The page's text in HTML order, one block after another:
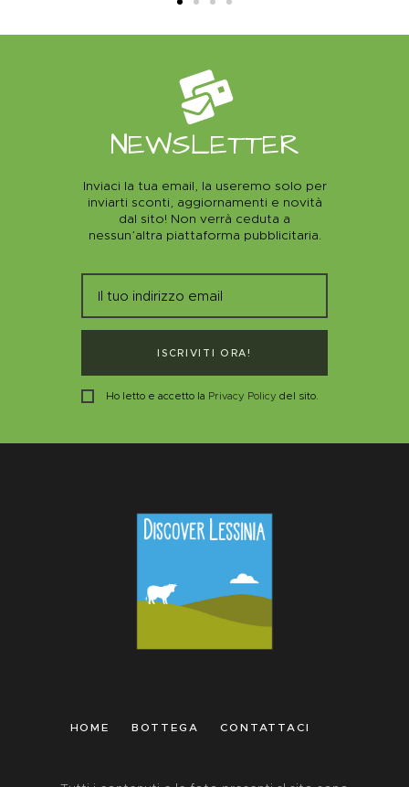
NEWSLETTER
Inviaci la tua email, la useremo solo per
inviarti sconti, aggiornamenti e novità
dal sito! Non verrà ceduta a
nessun’altra piattaforma pubblicitaria.
ISCRIVITI ORA!
Ho letto e accetto la Privacy Policy del sito.
HOME BOTTEGA CONTATTACI